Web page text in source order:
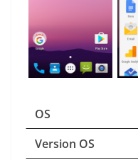
OS
Version OS